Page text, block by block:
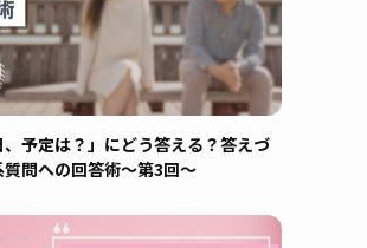
、予定は？」にどう答える？答えづ
質問への回答術～第3回～